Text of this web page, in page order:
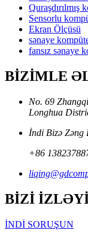
Quraşdırılmış
Sensorlu
Ekran Ölçüsü
sənaye
fansız sənaye
BİZİMLE
No. 69
Longhua
İndi Bizə Zəng
+86
BİZİ
İNDİ SORUŞUN